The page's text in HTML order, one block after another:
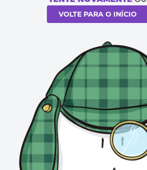
VOLTE PARA O INÍCIO